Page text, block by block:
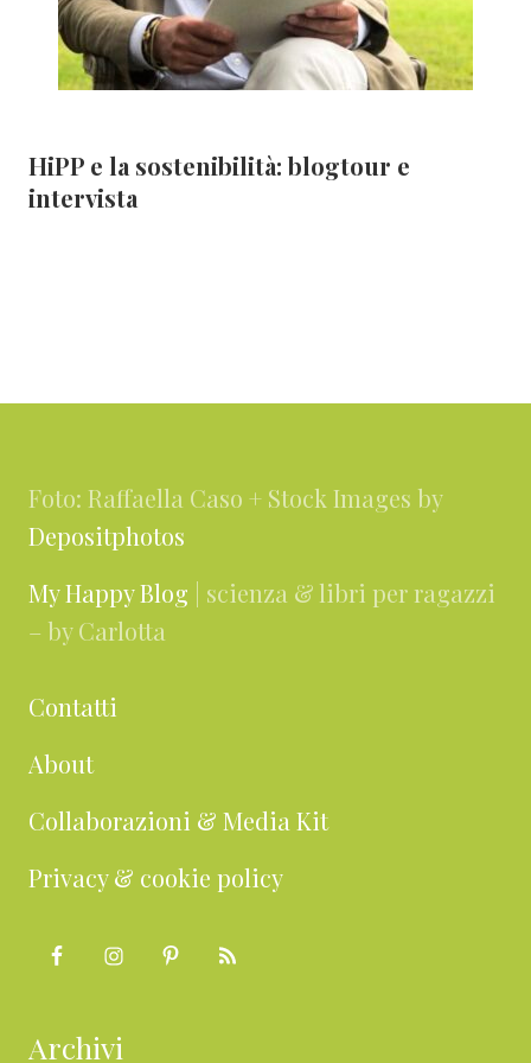
HiPP e la sostenibilità: blogtour e
intervista
Foto: Raffaella Caso + Stock Images by
Depositphotos
My Happy Blog | scienza & libri per ragazzi
– by Carlotta
Contatti
About
Collaborazioni & Media Kit
Privacy & cookie policy
Archivi